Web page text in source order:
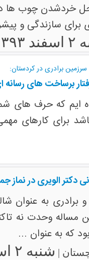
خردشدن چوب ها
برای سازندگی و
برادری در کردستان:
برساخت های
ایم که حرف های
برای کارهای
دکتر الویری در
برادری به عنوان
مساله وحدت نه
که به عنوان ...
| شنبه ۲ اسفند ۱۳۹۳